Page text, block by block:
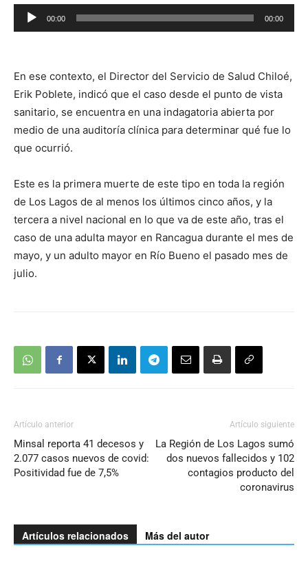
Reproductor
de
00:00 00:00
En ese contexto, el Director del Servicio de Salud Chiloé,
Erik Poblete, indicó que el caso desde el punto de vista
sanitario, se encuentra en una indagatoria abierta por
medio de una auditoría clínica para determinar qué fue lo
que ocurrió.
Este es la primera muerte de este tipo en toda la región
de Los Lagos de al menos los últimos cinco años, y la
tercera a nivel nacional en lo que va de este año, tras el
caso de una adulta mayor en Rancagua durante el mes de
mayo, y un adulto mayor en Río Bueno el pasado mes de
julio.
Artículo anterior
Minsal reporta 41 decesos y
2.077 casos nuevos de covid:
Positividad fue de 7,5%
Artículo siguiente
La Región de Los Lagos sumó
dos nuevos fallecidos y 102
contagios producto del
coronavirus
Artículos relacionados Más del autor